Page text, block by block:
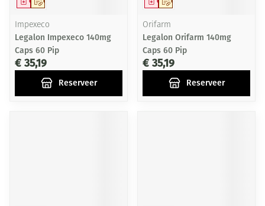
Impexeco
Legalon Impexeco 140mg
Caps 60 Pip
€ 35,19
Reserveer
Orifarm
Legalon Orifarm 140mg
Caps 60 Pip
€ 35,19
Reserveer